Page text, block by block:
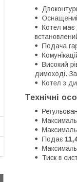
Котел має
Подача
Високий
димоході.
Котел з
Технічні
Подає
Тиск в